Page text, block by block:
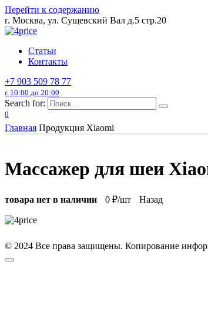
Перейти к содержанию
г. Москва, ул. Сущевский Вал д.5 стр.20
Статьи
Контакты
+7 903 509 78 77
с 10:00 до 20:00
Search for:
0
Главная Продукция Xiaomi
Массажер для шеи
товара нет в наличии 0 ₽/шт Назад
© 2024 Все права защищены. Копирование